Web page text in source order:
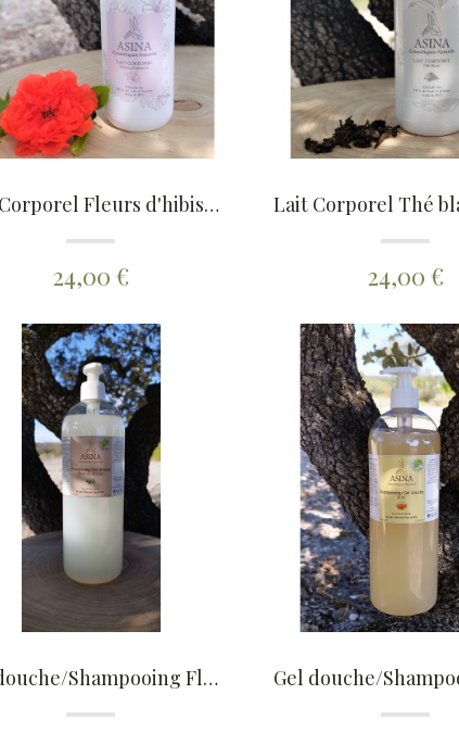
Lait Corporel Fleurs d'hibiscus 200ml
24,00 € 24,00 €
Gel douche/Shampooing Fleur de Poirier 1L